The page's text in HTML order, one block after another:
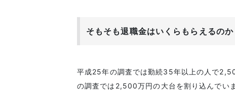
そもそも退職金はいくらもらえるのか
平成25年の調査では勤続35年以上の人で
の調査では2,500万円の大台を割り込んでいま